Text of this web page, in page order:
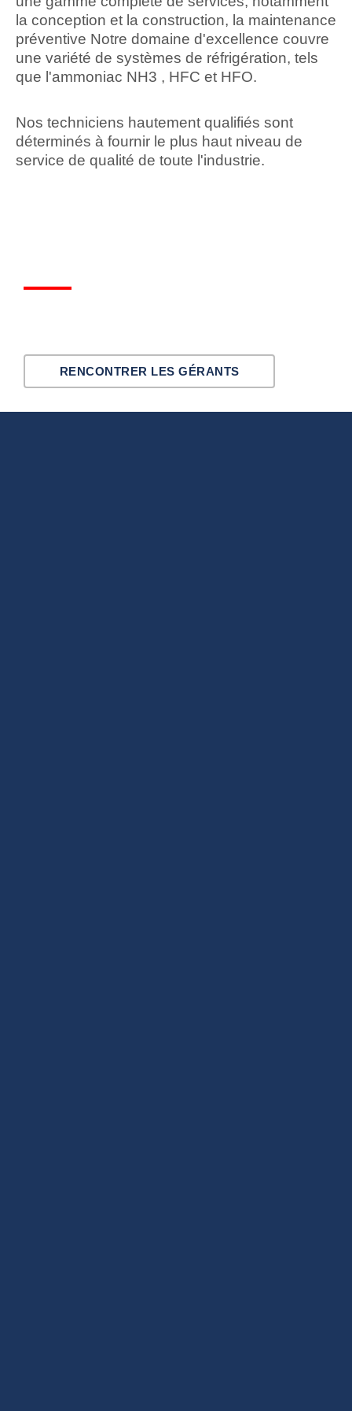
la conception et la construction, la maintenance
préventive Notre domaine d'excellence couvre
une variété de systèmes de réfrigération, tels
que l'ammoniac NH3 , HFC et HFO.
Nos techniciens hautement qualifiés sont
déterminés à fournir le plus haut niveau de
service de qualité de toute l'industrie.
RENCONTRER LES GÉRANTS